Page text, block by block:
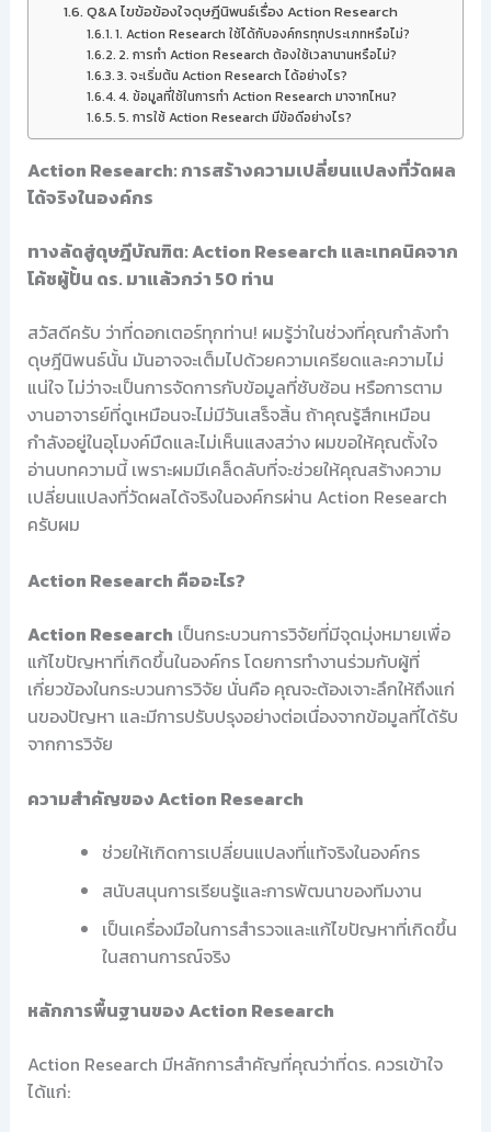
Q&A ไขข้อข้องใจดุษฎีนิพนธ์เรื่อง Action Research
1. Action Research ใช้ได้กับองค์กรทุกประเภทหรือไม่?
2. การทำ Action Research ต้องใช้เวลานานหรือไม่?
3. จะเริ่มต้น Action Research ได้อย่างไร?
4. ข้อมูลที่ใช้ในการทำ Action Research มาจากไหน?
5. การใช้ Action Research มีข้อดีอย่างไร?
Action Research: การสร้างความเปลี่ยนแปลงที่วัดผล
ได้จริงในองค์กร
ทางลัดสู่ดุษฎีบัณฑิต: Action Research และเทคนิคจาก
โค้ชผู้ปั้น ดร. มาแล้วกว่า 50 ท่าน
สวัสดีครับ ว่าที่ดอกเตอร์ทุกท่าน! ผมรู้ว่าในช่วงที่คุณกำลังทำ
ดุษฎีนิพนธ์นั้น มันอาจจะเต็มไปด้วยความเครียดและความไม่
แน่ใจ ไม่ว่าจะเป็นการจัดการกับข้อมูลที่ซับซ้อน หรือการตาม
งานอาจารย์ที่ดูเหมือนจะไม่มีวันเสร็จสิ้น ถ้าคุณรู้สึกเหมือน
กำลังอยู่ในอุโมงค์มืดและไม่เห็นแสงสว่าง ผมขอให้คุณตั้งใจ
อ่านบทความนี้ เพราะผมมีเคล็ดลับที่จะช่วยให้คุณสร้างความ
เปลี่ยนแปลงที่วัดผลได้จริงในองค์กรผ่าน Action Research
ครับผม
Action Research คืออะไร?
Action Research เป็นกระบวนการวิจัยที่มีจุดมุ่งหมายเพื่อ
แก้ไขปัญหาที่เกิดขึ้นในองค์กร โดยการทำงานร่วมกับผู้ที่
เกี่ยวข้องในกระบวนการวิจัย นั่นคือ คุณจะต้องเจาะลึกให้ถึงแก่
นของปัญหา และมีการปรับปรุงอย่างต่อเนื่องจากข้อมูลที่ได้รับ
จากการวิจัย
ความสำคัญของ Action Research
ช่วยให้เกิดการเปลี่ยนแปลงที่แท้จริงในองค์กร
สนับสนุนการเรียนรู้และการพัฒนาของทีมงาน
เป็นเครื่องมือในการสำรวจและแก้ไขปัญหาที่เกิดขึ้น
ในสถานการณ์จริง
หลักการพื้นฐานของ Action Research
Action Research มีหลักการสำคัญที่คุณว่าที่ดร. ควรเข้าใจ
ได้แก่: